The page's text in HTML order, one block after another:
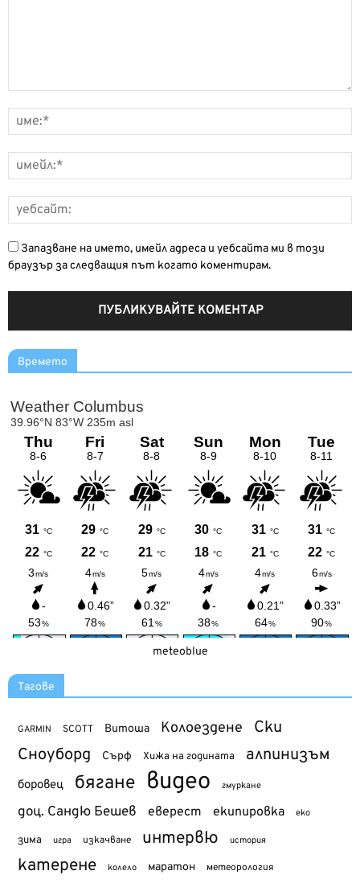
Запазване на името, имейл адреса и уебсайта ми в този
браузър за следващия път когато коментирам.
Времето
meteoblue
Тагове
GARMIN SCOTT Витоша Колоездене Ски
Сноуборд Сърф Хижа на годината алпинизъм
боровец бягане видео гмуркане
доц. Сандю Бешев еверест екипировка еко
зима игра изкачване интервю история
катерене колело маратон метеорология